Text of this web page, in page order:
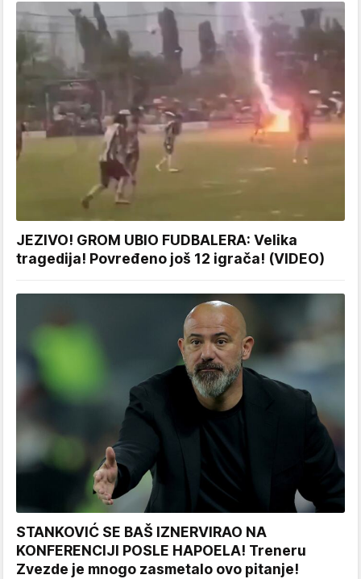
JEZIVO! GROM UBIO FUDBALERA: Velika
tragedija! Povređeno još 12 igrača! (VIDEO)
STANKOVIĆ SE BAŠ IZNERVIRAO NA
KONFERENCIJI POSLE HAPOELA! Treneru
Zvezde je mnogo zasmetalo ovo pitanje!